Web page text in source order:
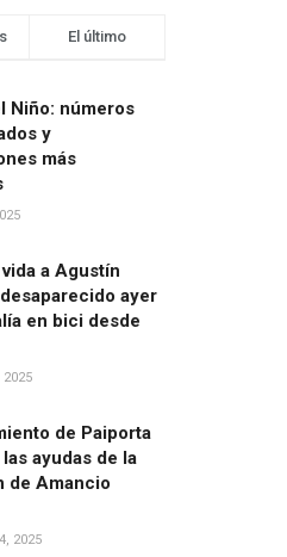
El último
Niño: números
y
más
a Agustín
ayer
en bici desde
2025
de Paiporta
ayudas de la
de Amancio
2025